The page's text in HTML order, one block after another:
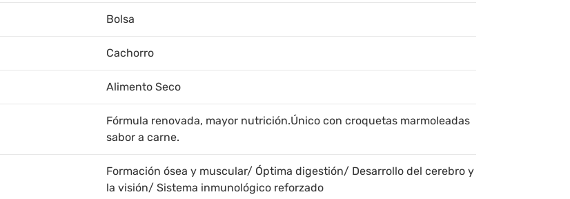
Bolsa
Cachorro
Alimento Seco
Fórmula renovada, mayor nutrición.Único con croquetas marmoleadas
sabor a carne.
Formación ósea y muscular/ Óptima digestión/ Desarrollo del cerebro y
la visión/ Sistema inmunológico reforzado